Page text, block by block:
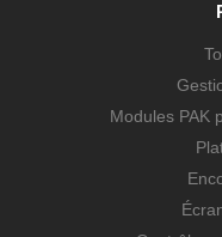
Modules PAK